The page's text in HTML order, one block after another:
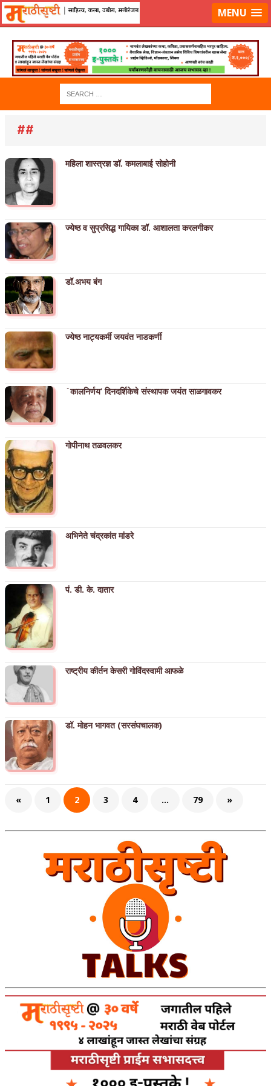
लॉग-इन करा|लेखक नोंदणी करा MENU
##
महिला शास्त्रज्ञ डॉ. कमलाबाई सोहोनी
ज्येष्ठ व सुप्रसिद्ध गायिका डॉ. आशालता करलगीकर
डॉ.अभय बंग
ज्येष्ठ नाट्यकर्मी जयवंत नाडकर्णी
`कालनिर्णय’ दिनदर्शिकेचे संस्थापक जयंत साळगावकर
गोपीनाथ तळवलकर
अभिनेते चंद्रकांत मांडरे
पं. डी. के. दातार
राष्ट्रीय कीर्तन केसरी गोविंदस्वामी आफळे
डॉ. मोहन भागवत (सरसंघचालक)
« 1 2 3 4 … 79 »